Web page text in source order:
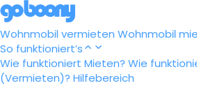
Wohnmobil vermieten Wohnmobil
So funktioniert’s
Wie funktioniert Mieten? Wie
(Vermieten)? Hilfebereich